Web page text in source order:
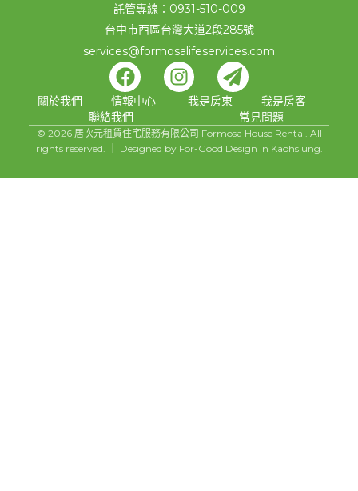
託管專線：0931-510-009
台中市西區台灣大道2段285號
services@formosalifeservices.com
關於我們
情報中心
聯絡我們
我是房東
我是房客
常見問題
© 2026 居次元租賃住宅服務有限公司 Formosa House Rental. All
rights reserved. ｜ Designed by For-Good Design in Kaohsiung.